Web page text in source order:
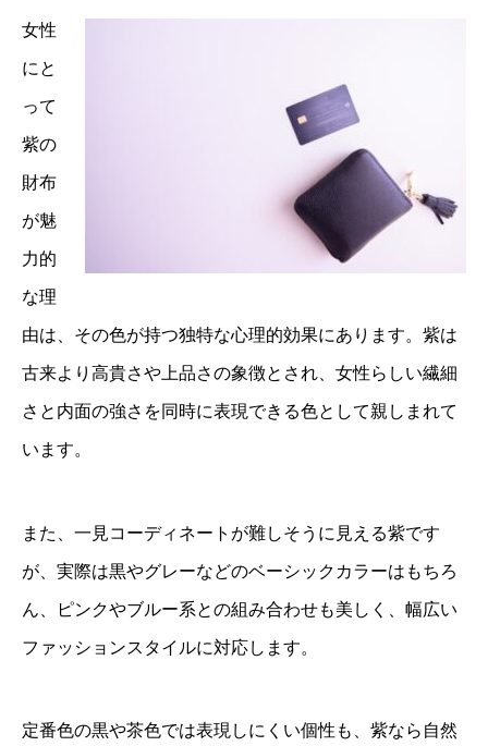
女性
にと
って
紫の
財布
が魅
力的
な理
由は、その色が持つ独特な心理的効果にあります。紫は
古来より高貴さや上品さの象徴とされ、女性らしい繊細
さと内面の強さを同時に表現できる色として親しまれて
います。
また、一見コーディネートが難しそうに見える紫です
が、実際は黒やグレーなどのベーシックカラーはもちろ
ん、ピンクやブルー系との組み合わせも美しく、幅広い
ファッションスタイルに対応します。
定番色の黒や茶色では表現しにくい個性も、紫なら自然